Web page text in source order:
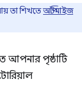
তা শিখতেঅপ্টিমাইজ
আপনার পৃষ্ঠাটি